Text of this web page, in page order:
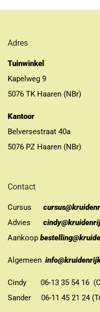
Adres
Tuinwinkel
Kapelweg 9
5076 TK Haaren (NBr)
Kantoor
Belversestraat 40a
5076 PZ Haaren (NBr)
Contact
Cursus
Advies
Aankoop
Algemeen
Cindy 06-13 35 54 16
Sander 06-11 45 21 24